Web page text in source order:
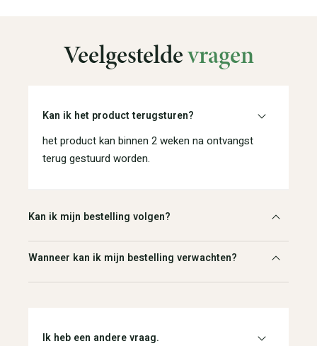
Veelgesteldevragen
Kan ik het product terugsturen?
het product kan binnen 2 weken na ontvangst
terug gestuurd worden.
Kan ik mijn bestelling volgen?
Wanneer kan ik mijn bestelling verwachten?
Ik heb een andere vraag.